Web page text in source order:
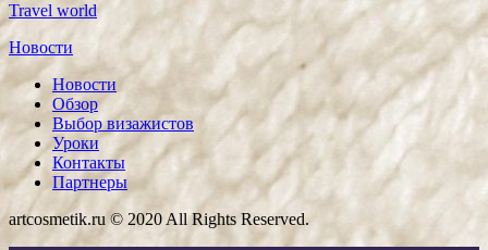
Travel world
Новости
Новости
Обзор
Выбор визажистов
Уроки
Контакты
Партнеры
artcosmetik.ru © 2020 All Rights Reserved.